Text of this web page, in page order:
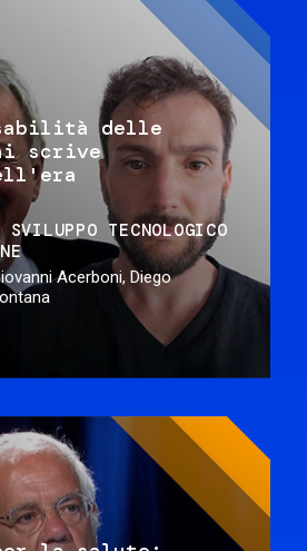
delle
scrive
SVILUPPO TECNOLOGICO
Acerboni, Diego